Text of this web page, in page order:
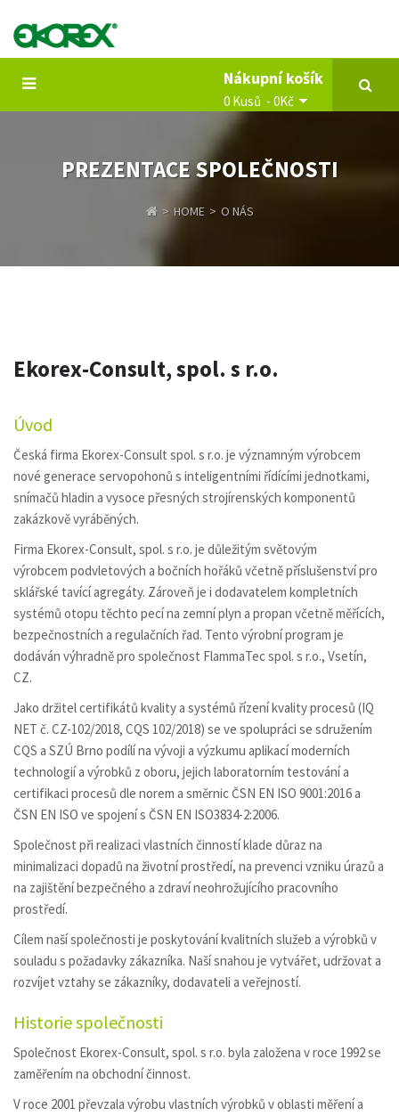
Nákupní košík
0 Kusů - 0Kč
PREZENTACE SPOLEČNOSTI
HOME O NÁS
Ekorex-Consult, spol. s r.o.
Úvod
Česká firma Ekorex-Consult spol. s r.o. je významným výrobcem
nové generace servopohonů s inteligentními řídícími jednotkami,
snímačů hladin a vysoce přesných strojírenských komponentů
zakázkově vyráběných.
Firma Ekorex-Consult, spol. s r.o. je důležitým světovým
výrobcem podvletových a bočních hořáků včetně příslušenství pro
sklářské tavící agregáty. Zároveň je i dodavatelem kompletních
systémů otopu těchto pecí na zemní plyn a propan včetně měřících,
bezpečnostních a regulačních řad. Tento výrobní program je
dodáván výhradně pro společnost FlammaTec spol. s r.o., Vsetín,
CZ.
Jako držitel certifikátů kvality a systémů řízení kvality procesů (IQ
NET č. CZ-102/2018, CQS 102/2018) se ve spolupráci se sdružením
CQS a SZÚ Brno podílí na vývoji a výzkumu aplikací moderních
technologií a výrobků z oboru, jejich laboratorním testování a
certifikaci procesů dle norem a směrnic ČSN EN ISO 9001:2016 a
ČSN EN ISO ve spojení s ČSN EN ISO3834-2:2006.
Společnost při realizaci vlastních činností klade důraz na
minimalizaci dopadů na životní prostředí, na prevenci vzniku úrazů a
na zajištění bezpečného a zdraví neohrožujícího pracovního
prostředí.
Cílem naší společnosti je poskytování kvalitních služeb a výrobků v
souladu s požadavky zákazníka. Naší snahou je vytvářet, udržovat a
rozvíjet vztahy se zákazníky, dodavateli a veřejností.
Historie společnosti
Společnost Ekorex-Consult, spol. s r.o. byla založena v roce 1992 se
zaměřením na obchodní činnost.
V roce 2001 převzala výrobu vlastních výrobků v oblasti měření a